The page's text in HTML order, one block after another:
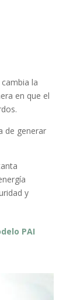
la
en que el
de generar
y
PAI